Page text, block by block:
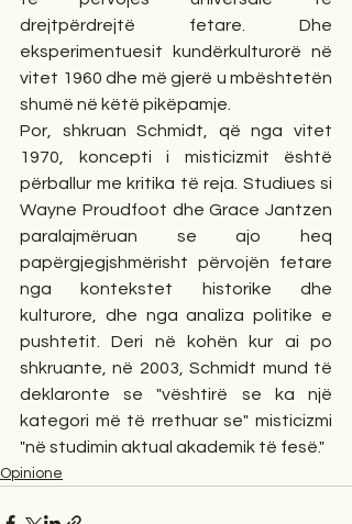
drejtpërdrejtë fetare. Dhe
eksperimentuesit kundërkulturorë në
vitet 1960 dhe më gjerë u mbështetën
shumë në këtë pikëpamje.
Por, shkruan Schmidt, që nga vitet
1970, koncepti i misticizmit është
përballur me kritika të reja. Studiues si
Wayne Proudfoot dhe Grace Jantzen
paralajmëruan se ajo heq
papërgjegjshmërisht përvojën fetare
nga kontekstet historike dhe
kulturore, dhe nga analiza politike e
pushtetit. Deri në kohën kur ai po
shkruante, në 2003, Schmidt mund të
deklaronte se "vështirë se ka një
kategori më të rrethuar se" misticizmi
"në studimin aktual akademik të fesë."
Opinione